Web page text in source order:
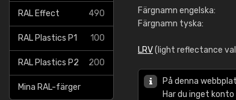
RAL Effect 490
RAL Plastics P1 100
RAL Plastics P2 200
Mina RAL-färger
Färgnamn engelska:
Färgnamn tyska:
LRV(light reflectance
På denna
Har du inget konto